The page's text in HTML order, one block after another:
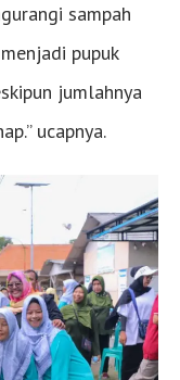
sampah
pupuk
jumlahnya
ucapnya.